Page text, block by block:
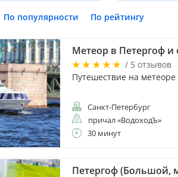
По популярности По рейтингу
Метеор в Петергоф и
/ 5 отзывов
Путешествие на
Санкт-Петербург
причал «ВодоходЪ»
30 минут
Петергоф (Большой,